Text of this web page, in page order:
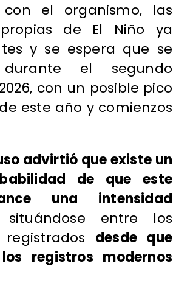
el organismo, las
de El Niño ya
y se espera que se
durante el segundo
con un posible pico
este año y comienzos
advirtió que existe un
de que este
una intensidad
entre los
desde que
registros modernos